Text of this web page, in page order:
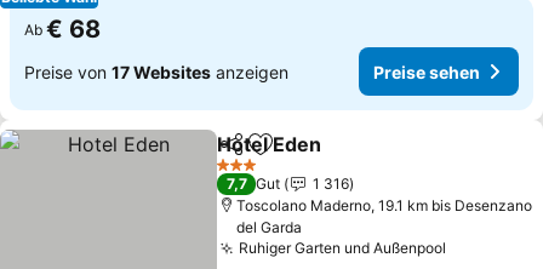
Ab € 68
Preise von 17 Websites anzeigen Preise sehen
TeilenZu Favoriten hinzufügen
Hotel Eden
3 Sterne
7,7 Gut
1 316
Toscolano Maderno, 19.1 km bis Desenzano
del Garda
Ruhiger Garten und Außenpool